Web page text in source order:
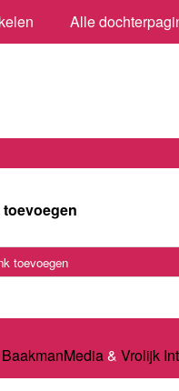
Alle
toevoegen
BaakmanMedia& Vrolijk